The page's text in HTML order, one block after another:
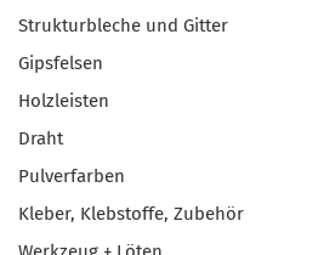
Strukturbleche und Gitter
Gipsfelsen
Holzleisten
Draht
Pulverfarben
Kleber, Klebstoffe, Zubehör